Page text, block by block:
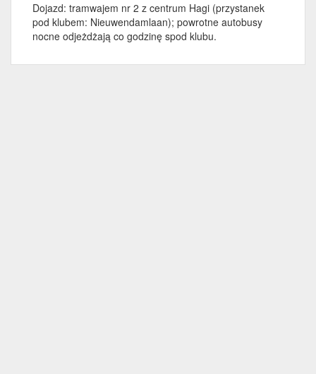
Dojazd: tramwajem nr 2 z centrum Hagi (przystanek
pod klubem: Nieuwendamlaan); powrotne autobusy
nocne odjeżdżają co godzinę spod klubu.